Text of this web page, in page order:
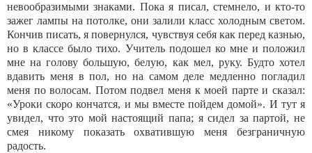
невообразимыми знаками. Пока я писал, стемнело, и кто-то
зажег лампы на потолке, они залили класс холодным светом.
Кончив писать, я повернулся, чувствуя себя как перед казнью,
но в классе было тихо. Учитель подошел ко мне и положил
мне на голову большую, белую, как мел, руку. Будто хотел
вдавить меня в пол, но на самом деле медленно погладил
меня по волосам. Потом подвел меня к моей парте и сказал:
«Уроки скоро кончатся, и мы вместе пойдем домой». И тут я
увидел, что это мой настоящий папа; я сидел за партой, не
смея никому показать охватившую меня безграничную
радость.